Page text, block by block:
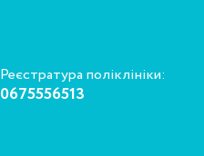
Реєстратура поліклініки:
0675556513